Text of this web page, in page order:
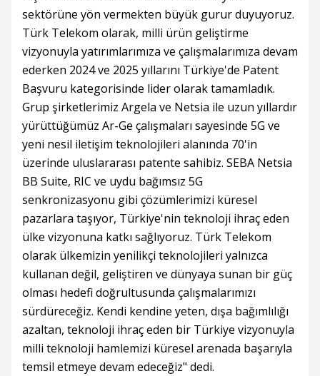
sektörüne yön vermekten büyük gurur duyuyoruz.
Türk Telekom olarak, milli ürün geliştirme
vizyonuyla yatırımlarımıza ve çalışmalarımıza devam
ederken 2024 ve 2025 yıllarını Türkiye'de Patent
Başvuru kategorisinde lider olarak tamamladık.
Grup şirketlerimiz Argela ve Netsia ile uzun yıllardır
yürüttüğümüz Ar-Ge çalışmaları sayesinde 5G ve
yeni nesil iletişim teknolojileri alanında 70'in
üzerinde uluslararası patente sahibiz. SEBA Netsia
BB Suite, RIC ve uydu bağımsız 5G
senkronizasyonu gibi çözümlerimizi küresel
pazarlara taşıyor, Türkiye'nin teknoloji ihraç eden
ülke vizyonuna katkı sağlıyoruz. Türk Telekom
olarak ülkemizin yenilikçi teknolojileri yalnızca
kullanan değil, geliştiren ve dünyaya sunan bir güç
olması hedefi doğrultusunda çalışmalarımızı
sürdüreceğiz. Kendi kendine yeten, dışa bağımlılığı
azaltan, teknoloji ihraç eden bir Türkiye vizyonuyla
milli teknoloji hamlemizi küresel arenada başarıyla
temsil etmeye devam edeceğiz" dedi.